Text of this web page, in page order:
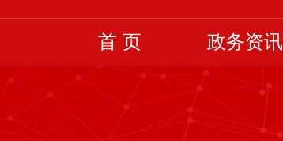
首 页 政务资讯